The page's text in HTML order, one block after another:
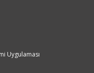
Uygulaması